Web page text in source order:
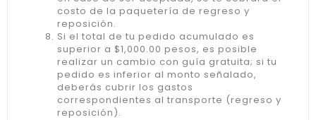
costo de la paquetería de regreso y
reposición.
Si el total de tu pedido acumulado es
superior a $1,000.00 pesos, es posible
realizar un cambio con guía gratuita; si tu
pedido es inferior al monto señalado,
deberás cubrir los gastos
correspondientes al transporte (regreso y
reposición).